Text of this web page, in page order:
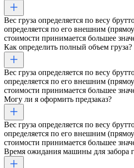
Вес груза определяется по весу
определяется по его внешним
стоимости принимается большее
Как определить полный объем груза?
Вес груза определяется по весу
определяется по его внешним
стоимости принимается большее
Могу ли я оформить предзаказ?
Вес груза определяется по весу
определяется по его внешним
стоимости принимается большее
Время ожидания машины для забора